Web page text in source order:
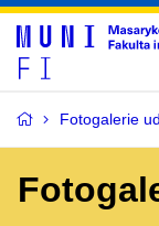
Fotogalerie